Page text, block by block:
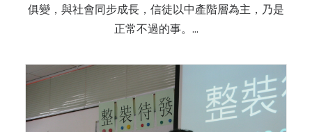
俱變，與社會同步成長，信徒以中產階層為主，乃是
正常不過的事。…